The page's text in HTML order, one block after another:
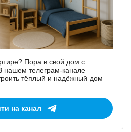
Пора в свой дом с
нашем телеграм-канале
тёплый и надёжный дом
на канал